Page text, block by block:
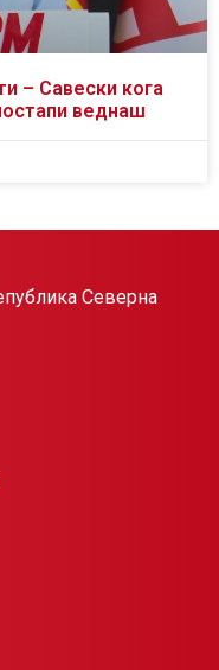
– Савески кога
веднаш
Северна